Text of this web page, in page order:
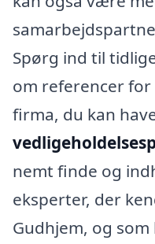
Spørg ind til
om referencer
firma, du kan
nemt finde og
eksperter, der
Gudhjem, og